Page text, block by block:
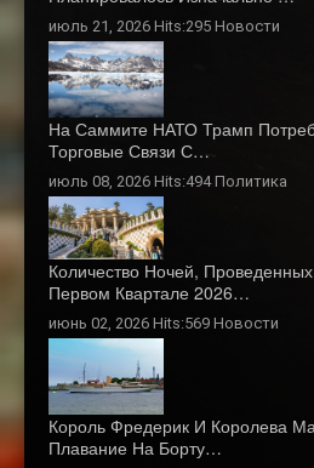
июль 21, 2026 Hits:295 Новости
На Саммите НАТО Трамп
Торговые Связи С…
июль 08, 2026 Hits:494Политика
Количество Ночей,
Первом Квартале 2026…
июнь 02, 2026 Hits:569 Новости
Король Фредерик И Королева
Плавание На Борту…